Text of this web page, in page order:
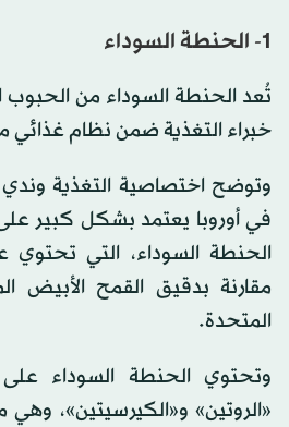
1- الحنطة السوداء
تُعد الحنطة السوداء من الحبوب
خبراء التغذية ضمن نظام غذائي
وتوضح اختصاصية التغذية
في أوروبا يعتمد بشكل كبير
الحنطة السوداء، التي تحتوي
مقارنة بدقيق القمح الأبيض
المتحدة.
وتحتوي الحنطة السوداء
«الروتين» و«الكيرسيتين»،